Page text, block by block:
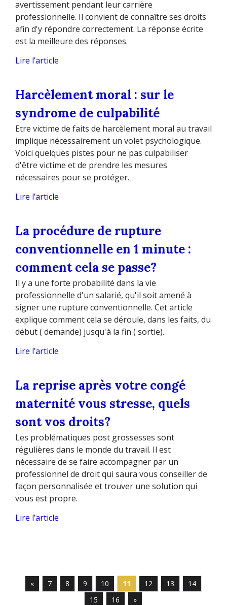
avertissement pendant leur carrière
professionnelle. Il convient de connaître ses droits
afin d'y répondre correctement. La réponse écrite
est la meilleure des réponses.
Lire l’article
Harcèlement moral : sur le
syndrome de culpabilité
Etre victime de faits de harcèlement moral au travail
implique nécessairement un volet psychologique.
Voici quelques pistes pour ne pas culpabiliser
d'être victime et de prendre les mesures
nécessaires pour se protéger.
Lire l’article
La procédure de rupture
conventionnelle en 1 minute :
comment cela se passe?
Il y a une forte probabilité dans la vie
professionnelle d'un salarié, qu'il soit amené à
signer une rupture conventionnelle. Cet article
explique comment cela se déroule, dans les faits, du
début ( demande) jusqu'à la fin ( sortie).
Lire l’article
La reprise après votre congé
maternité vous stresse, quels
sont vos droits?
Les problématiques post grossesses sont
régulières dans le monde du travail. Il est
nécessaire de se faire accompagner par un
professionnel de droit qui saura vous conseiller de
façon personnalisée et trouver une solution qui
vous est propre.
Lire l’article
« 7 8 9 10 11 12 13
14
15
16 »